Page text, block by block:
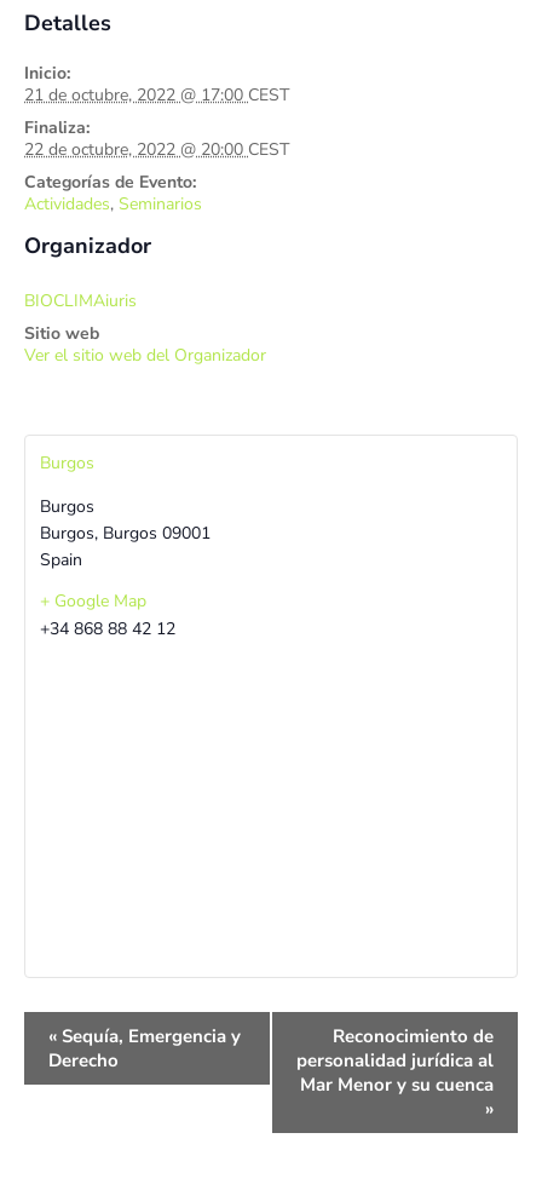
Detalles
Inicio:
21 de octubre, 2022 @ 17:00CEST
Finaliza:
22 de octubre, 2022 @ 20:00CEST
Categorías de Evento:
Actividades, Seminarios
Organizador
BIOCLIMAiuris
Sitio web
Ver el sitio web del Organizador
Burgos
Burgos
Burgos, Burgos 09001
Spain
+ Google Map
+34 868 88 42 12
Navegación
del
Evento
« Sequía, Emergencia y
Derecho
Reconocimiento de
personalidad jurídica al
Mar Menor y su cuenca
»